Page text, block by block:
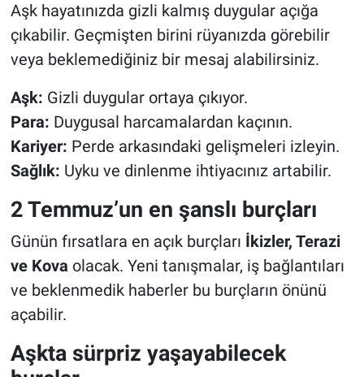
Aşk hayatınızda gizli kalmış duygular açığa
çıkabilir. Geçmişten birini rüyanızda görebilir
veya beklemediğiniz bir mesaj alabilirsiniz.
Aşk: Gizli duygular ortaya çıkıyor.
Para: Duygusal harcamalardan kaçının.
Kariyer: Perde arkasındaki gelişmeleri izleyin.
Sağlık: Uyku ve dinlenme ihtiyacınız artabilir.
2 Temmuz’un en şanslı burçları
Günün fırsatlara en açık burçları İkizler, Terazi
ve Kova olacak. Yeni tanışmalar, iş bağlantıları
ve beklenmedik haberler bu burçların önünü
açabilir.
Aşkta sürpriz yaşayabilecek